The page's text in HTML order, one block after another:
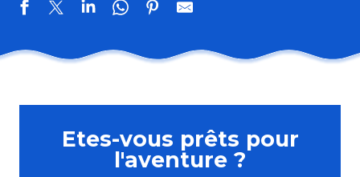
Le Village des Korrigans - Cabanes bois et toile
La Cabane Rando du Camping du Lac au Duc
Sémaphore d'Étel
Etes-vous prêts pour
l'aventure ?